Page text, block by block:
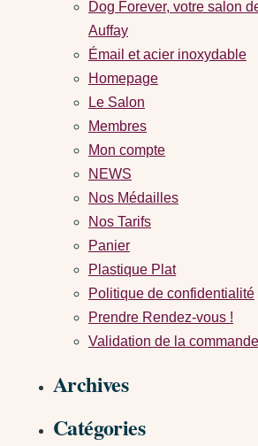
Dog Forever, votre salon
Auffay
Émail et acier inoxydable
Homepage
Le Salon
Membres
Mon compte
NEWS
Nos Médailles
Nos Tarifs
Panier
Plastique Plat
Politique de confidentialité
Prendre Rendez-vous !
Validation de la commande
Archives
Catégories